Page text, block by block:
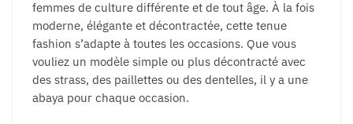
femmes de culture différente et de tout âge. À la fois
moderne, élégante et décontractée, cette tenue
fashion s’adapte à toutes les occasions. Que vous
vouliez un modèle simple ou plus décontracté avec
des strass, des paillettes ou des dentelles, il y a une
abaya pour chaque occasion.